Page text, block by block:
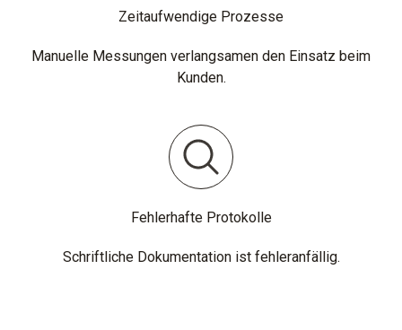
Zeitaufwendige Prozesse
Manuelle Messungen verlangsamen den Einsatz beim
Kunden.
Fehlerhafte Protokolle
Schriftliche Dokumentation ist fehleranfällig.